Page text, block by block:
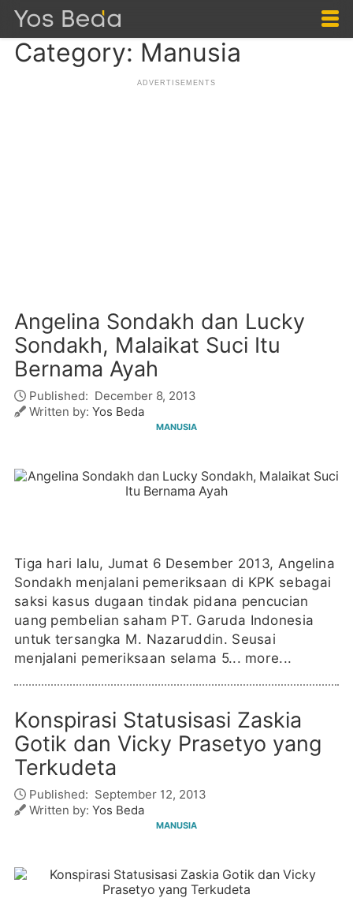
Category: Manusia
Angelina Sondakh dan Lucky
Sondakh, Malaikat Suci Itu
Bernama Ayah
Published: December 8, 2013
Written by: Yos Beda
MANUSIA
Tiga hari lalu, Jumat 6 Desember 2013, Angelina
Sondakh menjalani pemeriksaan di KPK sebagai
saksi kasus dugaan tindak pidana pencucian
uang pembelian saham PT. Garuda Indonesia
untuk tersangka M. Nazaruddin. Seusai
menjalani pemeriksaan selama 5... more...
Konspirasi Statusisasi Zaskia
Gotik dan Vicky Prasetyo yang
Terkudeta
Published: September 12, 2013
Written by: Yos Beda
MANUSIA